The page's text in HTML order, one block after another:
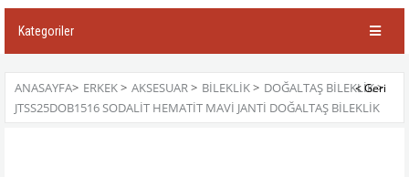
Kategoriler
ANASAYFA> ERKEK> AKSESUAR> BILEKLIK> DOĞALTAŞ BILEKLIK>
JTSS25DOB1516 SODALİT HEMATİT MAVİ JANTİ DOĞALTAŞ BİLEKLİK